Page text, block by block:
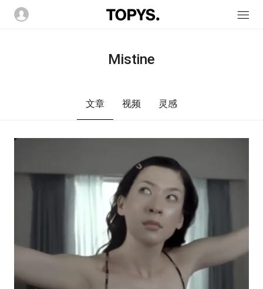
Mistine
文章 视频 灵感